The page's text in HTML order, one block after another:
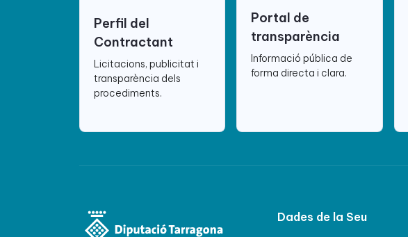
Perfil del
Contractant
Licitacions, publicitat i
transparència dels
procediments.
Portal de
transparència
Informació pública de
forma directa i clara.
Dades de la Seu